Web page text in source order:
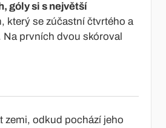
góly si s největší
který se zúčastní čtvrtého a
prvních dvou skóroval
zemi, odkud pochází jeho